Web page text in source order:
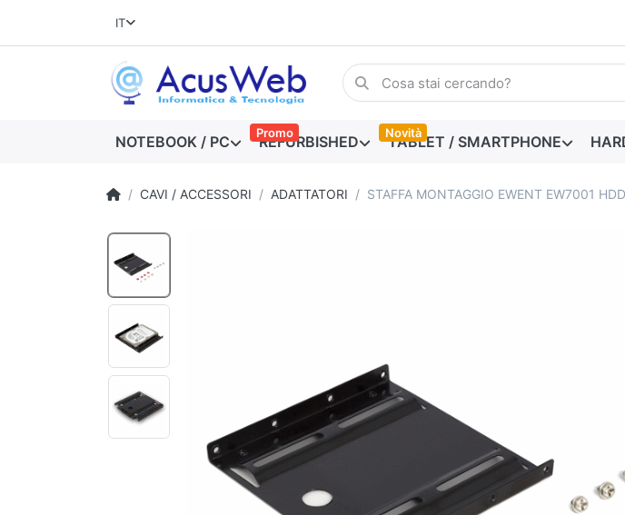
IT
NOTEBOOK / PC REFURBISHED
Promo
TABLET / SMARTPHONE
Novità
CAVI / ACCESSORI ADATTATORI STAFFA MONTAGGIO EWENT EW7001